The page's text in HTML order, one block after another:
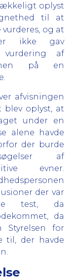
oplyst
til at
og at
ikke gav
af
på en
afvisningen
blev oplyst, at
under en
alene havde
der burde
af
evner.
der var
test, da
da
for
til, der havde